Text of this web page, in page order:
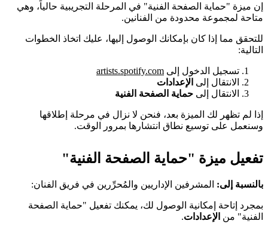
إن ميزة "حماية الصفحة الفنية" في المرحلة التجريبية حالياً، وهي
متاحة لمجموعة محدودة من الفنانين.
للتحقق مما إذا كان بإمكانك الوصول إليها، عليك اتخاذ الخطوات
التالية:
تسجيل الدخول إلى artists.spotify.com
الانتقال إلى الإعدادات
الانتقال إلى حماية الصفحة الفنية
إذا لم تظهر لك الميزة بعد، فنحن لا نزال في مرحلة إطلاقها
وسنعمل على توسيع نطاق انتشارها بمرور الوقت.
تفعيل ميزة "حماية الصفحة الفنية"
بالنسبة إلى: المشرفين الإداريين والمُحرِّرين في فريق الفنان:
بمجرد إتاحة إمكانية الوصول لك، يمكنك تفعيل "حماية الصفحة
الفنية" من الإعدادات.